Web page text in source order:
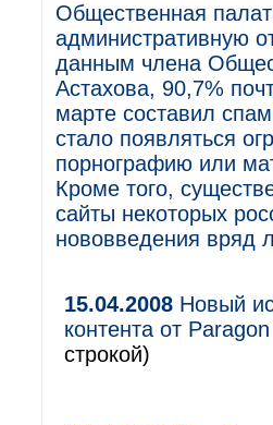
Общественная
административную
данным члена
Астахова, 90,7%
марте составил
стало появляться
порнографию или
Кроме того,
сайты некоторых
нововведения вряд
15.04.2008 Новый
контента от
строкой)